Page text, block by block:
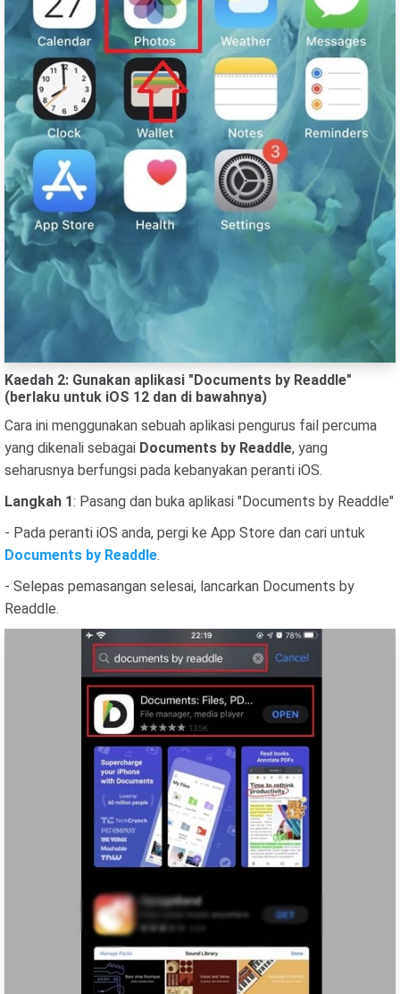
Kaedah 2: Gunakan aplikasi "Documents by Readdle"
(berlaku untuk iOS 12 dan di bawahnya)
Cara ini menggunakan sebuah aplikasi pengurus fail percuma
yang dikenali sebagai Documents by Readdle, yang
seharusnya berfungsi pada kebanyakan peranti iOS.
Langkah 1: Pasang dan buka aplikasi "Documents by Readdle"
- Pada peranti iOS anda, pergi ke App Store dan cari untuk
Documents by Readdle.
- Selepas pemasangan selesai, lancarkan Documents by
Readdle.